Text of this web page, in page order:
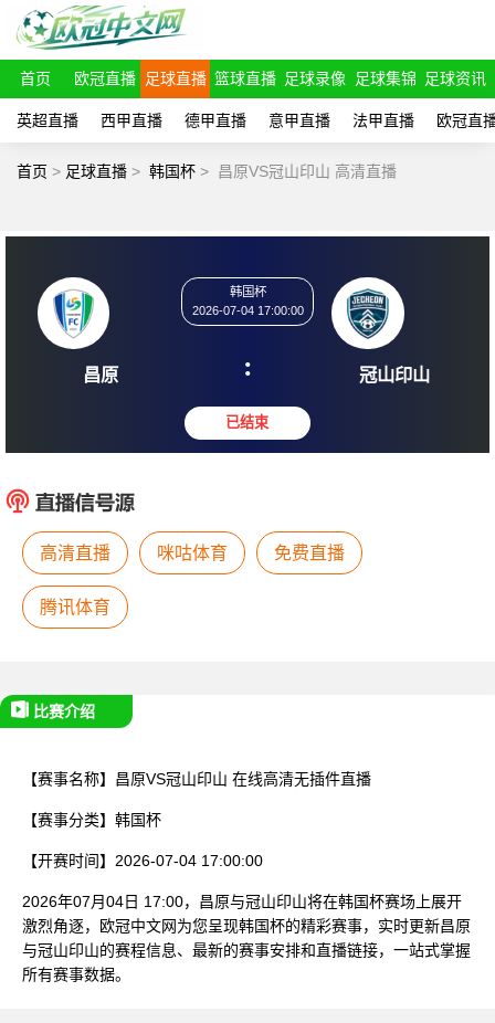
首页 欧冠直播 足球直播 篮球直播 足球录像 足球集锦 足球资讯
英超直播 西甲直播 德甲直播 意甲直播 法甲直播 欧冠直
首页 > 足球直播 > 韩国杯 > 昌原VS冠山印山 高清直播
昌原
2026-07-04 17:00:00
: 冠山
高清直播 咪咕体育 免费直播
腾讯体育
比赛介绍
【赛事名称】 昌原VS冠山印山 在线高清无插件直播
【赛事分类】 韩国杯
【开赛时间】 2026-07-04 17:00:00
2026年07月04日 17:00，昌原与冠山印山将在韩国杯赛场上展开
激烈角逐，欧冠中文网为您呈现韩国杯的精彩赛事，实时更新昌原
与冠山印山的赛程信息、最新的赛事安排和直播链接，一站式掌握
所有赛事数据。